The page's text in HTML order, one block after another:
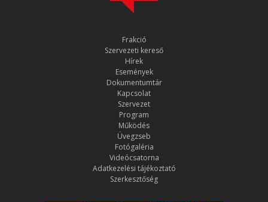
Frakció
Szervezeti kereső
Hírek
Események
Dokumentumtár
Kapcsolat
Szervezet
Program
Működés
Üvegzseb
Fotógaléria
Videócsatorna
Adatkezelési tájékoztató
Szerkesztőség